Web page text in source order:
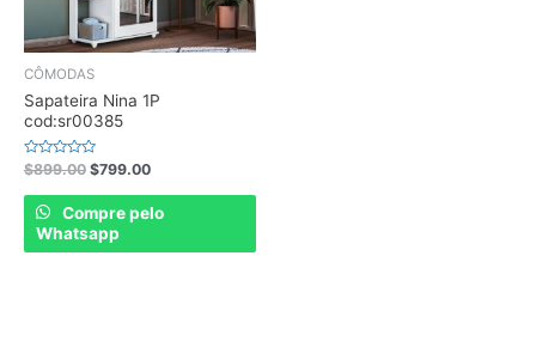
CÔMODAS
Sapateira Nina 1P
cod:sr00385
Rated
0
out
$899.00 $799.00
Compre pelo
Whatsapp